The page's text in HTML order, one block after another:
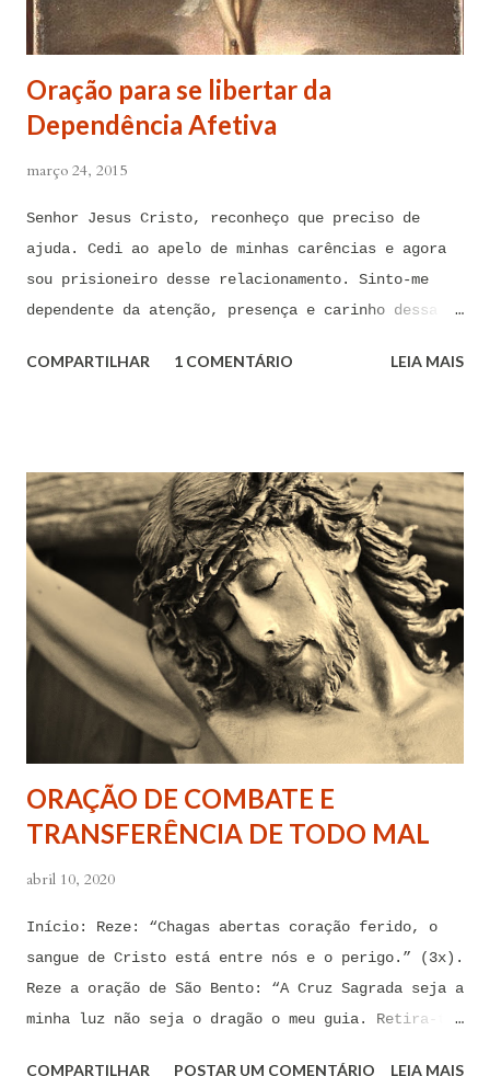
Oração para se libertar da
Dependência Afetiva
março 24, 2015
Senhor Jesus Cristo, reconheço que preciso de
ajuda. Cedi ao apelo de minhas carências e agora
sou prisioneiro desse relacionamento. Sinto-me
dependente da atenção, presença e carinho dessa
para me libertar da influência dessas tentações. A
tentação me venceu. E confesso a minha culpa por
ter cedido às suas insinuações me deixando
envolver. Mas, neste momento, eu me agarro com
todas as minhas forças ao poder de Tua Santa Cruz.
Jesus, eu suplico que o Senhor ordene a todas as
forças espirituais malignas que me amarram e
atormentam por meio desses sentimentos para que se
afastem de mim juntamente com todas as suas
tentações. Senhor Jesus, a partir de agora eu não
de impotência, de apego, de escravidão
sentimental, de devassidão, de adultério, de
COMPARTILHAR 1 COMENTÁRIO LEIA MAIS
ORAÇÃO DE COMBATE E
TRANSFERÊNCIA DE TODO MAL
abril 10, 2020
Início: Reze: “Chagas abertas coração ferido, o
sangue de Cristo está entre nós e o perigo.” (3x).
Reze a oração de São Bento: “A Cruz Sagrada seja a
minha luz não seja o dragão o meu guia. Retira-te
COMPARTILHAR POSTAR UM COMENTÁRIO LEIA MAIS